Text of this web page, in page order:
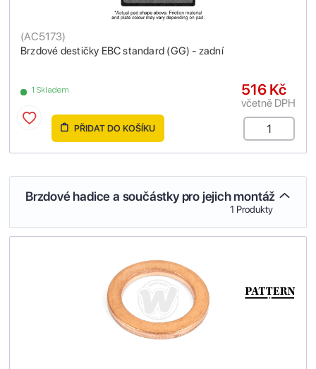
Brzdové destičky EBC standard (GG) - zadní
(AC5173)
1 Skladem 516 Kč
včetně DPH
PŘIDAT DO KOŠÍKU
Brzdové hadice a součástky pro jejich montáž
1 Produkty